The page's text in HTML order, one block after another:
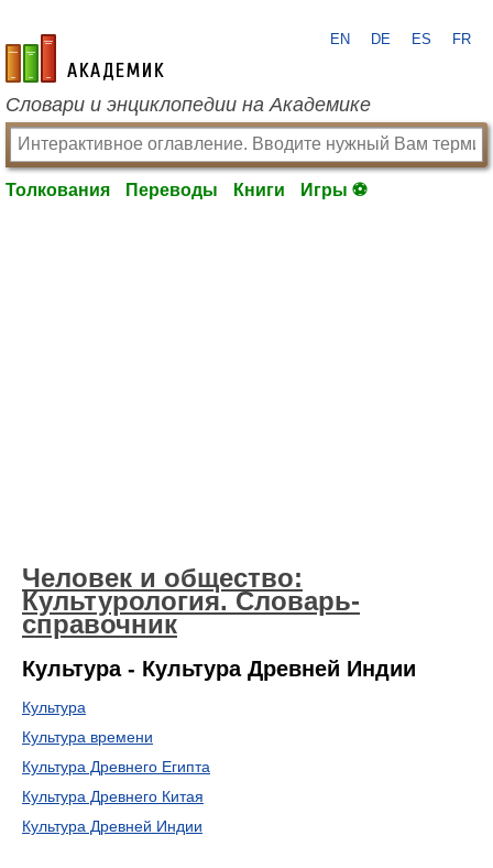
academic.ru
EN DE ES FR
Словари и энциклопедии на Академике
Толкования Переводы Книги Игры ⚽
Человек и общество:
Культурология. Словарь-
справочник
Культура - Культура Древней Индии
Культура
Культура времени
Культура Древнего Египта
Культура Древнего Китая
Культура Древней Индии